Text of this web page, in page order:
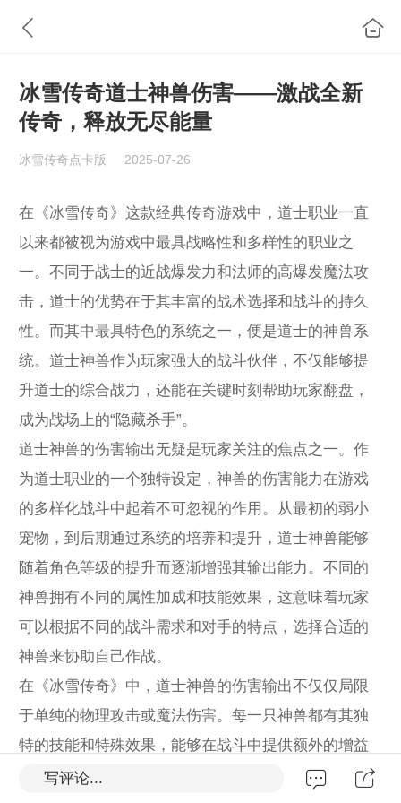
冰雪传奇道士神兽伤害——激战全新
传奇，释放无尽能量
冰雪传奇点卡版 2025-07-26
在《冰雪传奇》这款经典传奇游戏中，道士职业一直
以来都被视为游戏中最具战略性和多样性的职业之
一。不同于战士的近战爆发力和法师的高爆发魔法攻
击，道士的优势在于其丰富的战术选择和战斗的持久
性。而其中最具特色的系统之一，便是道士的神兽系
统。道士神兽作为玩家强大的战斗伙伴，不仅能够提
升道士的综合战力，还能在关键时刻帮助玩家翻盘，
成为战场上的“隐藏杀手”。
道士神兽的伤害输出无疑是玩家关注的焦点之一。作
为道士职业的一个独特设定，神兽的伤害能力在游戏
的多样化战斗中起着不可忽视的作用。从最初的弱小
宠物，到后期通过系统的培养和提升，道士神兽能够
随着角色等级的提升而逐渐增强其输出能力。不同的
神兽拥有不同的属性加成和技能效果，这意味着玩家
可以根据不同的战斗需求和对手的特点，选择合适的
神兽来协助自己作战。
在《冰雪传奇》中，道士神兽的伤害输出不仅仅局限
于单纯的物理攻击或魔法伤害。每一只神兽都有其独
特的技能和特殊效果，能够在战斗中提供额外的增益
或者造成大量的群体伤害。例如，某些神兽的技能可
写评论...